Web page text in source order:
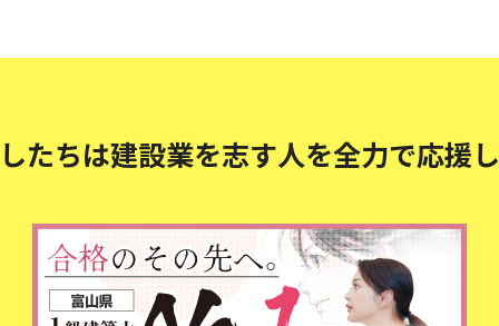
たちは建設業を志す人を全力で応援